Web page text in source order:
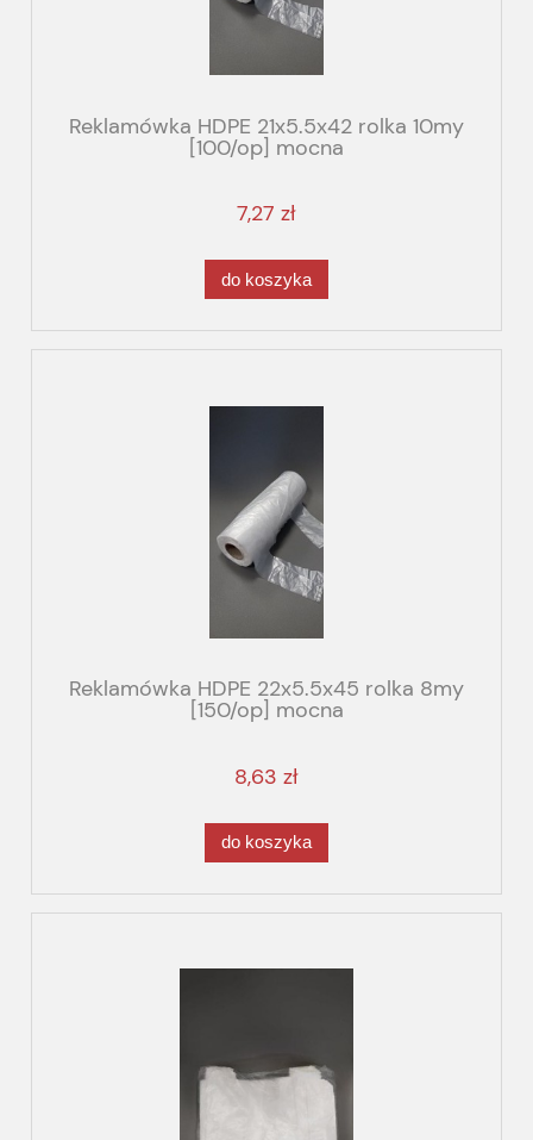
Reklamówka HDPE 21x5.5x42 rolka 10my
[100/op] mocna
7,27 zł
do koszyka
Reklamówka HDPE 22x5.5x45 rolka 8my
[150/op] mocna
8,63 zł
do koszyka